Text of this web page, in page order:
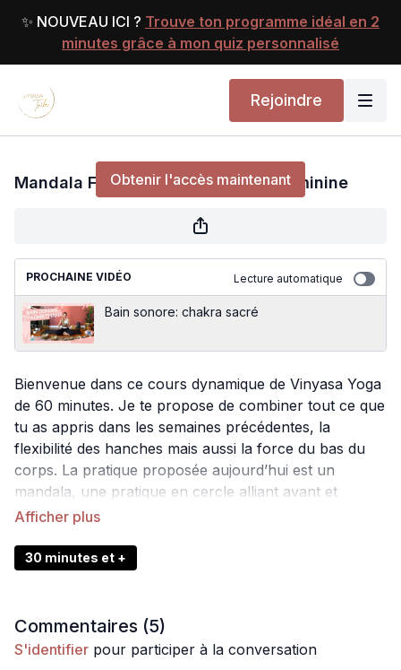
✨ NOUVEAU ICI ? Trouve ton programme idéal en 2
minutes grâce à mon quiz personnalisé
Rejoindre
Mandala Flow: libère ton énergie féminine
Obtenir l'accès maintenant
pour continuer
Mandala Flow: libère ton énergie féminine
PROCHAINE VIDÉO Lecture automatique
Bain sonore: chakra sacré
Bienvenue dans ce cours dynamique de Vinyasa Yoga
de 60 minutes. Je te propose de combiner tout ce que
tu as appris dans les semaines précédentes, la
flexibilité des hanches mais aussi la force du bas du
corps. La pratique proposée aujourd’hui est un
mandala, une pratique en cercle alliant avant et
arrière du tapis. Pratiquer ainsi permet de lâcher prise
hanches, s’exprimer sur le tapis.
Une expérience comme en studio
Des postures avancées proposées comme
Skandasana, Skandasana renversé, le chameau, la
30 minutes et +
Commentaires (5)
S'identifier pour participer à la conversation